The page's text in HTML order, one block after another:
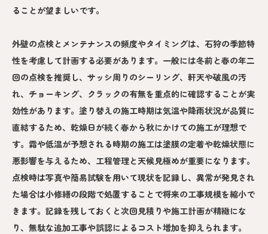
ることが望ましいです。
外壁の点検とメンテナンスの頻度やタイミングは、石狩の季節特
性を考慮して計画する必要があります。一般には冬前と春の年二
回の点検を推奨し、サッシ周りのシーリング、軒天や破風の汚
れ、チョーキング、クラックの有無を重点的に確認することが実
効性があります。塗り替えの施工時期は気温や降雨状況が品質に
直結するため、乾燥日が続く春から秋にかけての施工が理想で
す。霜や低温が予想される時期の施工は塗膜の定着や乾燥状態に
悪影響を与えるため、工程管理と天候見極めが重要になります。
点検時は写真や簡易試験を用いて現状を記録し、異常が発見され
た場合は小修繕の段階で処置することで将来の工事規模を縮小で
きます。記録を残しておくと次回見積りや施工計画が精緻にな
り、無駄な追加工事や誤認によるコスト増加を抑えられます。